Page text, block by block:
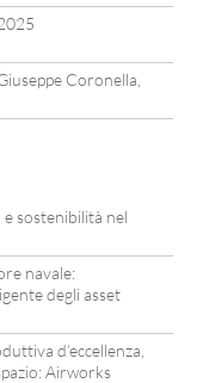
Coronella,
sostenibilità nel
navale:
degli asset
d’eccellenza,
Airworks